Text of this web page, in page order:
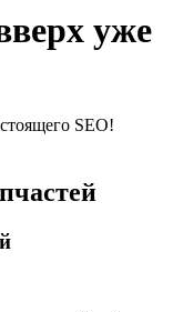
уже
SEO!